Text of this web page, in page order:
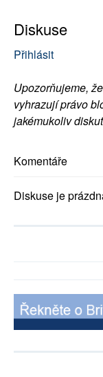
Diskuse
Přihlásit
Upozorňujeme,
vyhrazují právo
jakémukoliv
Komentáře
Diskuse je